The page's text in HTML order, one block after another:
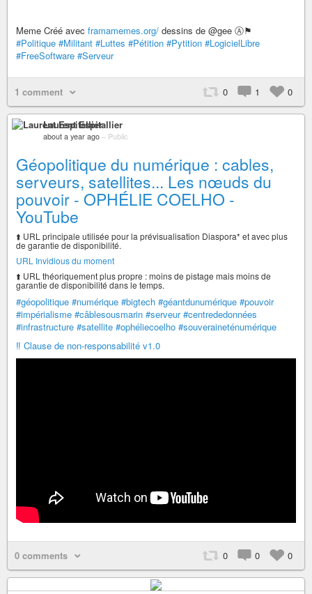
Meme Créé avec framamemes.org/ dessins de @gee Ⓐ⚑
#Politique #Militant #Luttes #Pétition #Pytition #LogicielLibre
#FreeSoftware #Serveur
1 comment 0 1 0
Laurent Espitallier
about a year ago – Public
Géopolitique du numérique : cables,
serveurs, satellites... Les nœuds du
pouvoir - OPHÉLIE COELHO -
YouTube
⬆️ URL principale utilisée pour la prévisualisation Diaspora* et avec plus
de garantie de disponibilité.
URL Invidious du moment
⬆️ URL théoriquement plus propre : moins de pistage mais moins de
garantie de disponibilité dans le temps.
#géopolitique #numérique #bigtech #géantdunumérique #pouvoir
#impérialisme #câblesousmarin #serveur #centrededonnées
#infrastructure #satellite #ophéliecoelho #souveraineténumérique
‼️ Clause de non-responsabilité v1.0
0 comments 0 0 0